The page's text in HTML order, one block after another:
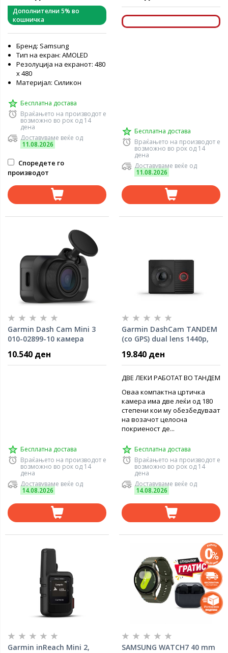
Дополнителни 5% во
кошничка
Бренд: Samsung
Тип на екран: AMOLED
Резолуција на екранот: 480
x 480
Материјал: Силикон
Бесплатна достава
Враќањето на производот е
возможно во рок од 14
дена
Доставуваме веќе од
11.08.2026
Споредете го
производот
Бесплатна достава
Враќањето на производот е
возможно во рок од 14
дена
Доставуваме веќе од
11.08.2026
Garmin Dash Cam Mini 3
010-02899-10 камера
10.540 ден
Бесплатна достава
Враќањето на производот е
возможно во рок од 14
дена
Доставуваме веќе од
14.08.2026
Garmin DashCam TANDEM
(со GPS) dual lens 1440p,
19.840 ден
ДВЕ ЛЕКИ РАБОТАТ ВО ТАНДЕМ
Оваа компактна цртичка
камера има две леќи од 180
степени кои му обезбедуваат
на возачот целосна
покриеност де...
Бесплатна достава
Враќањето на производот е
возможно во рок од 14
дена
Доставуваме веќе од
14.08.2026
Garmin inReach Mini 2,
SAMSUNG WATCH7 40 mm